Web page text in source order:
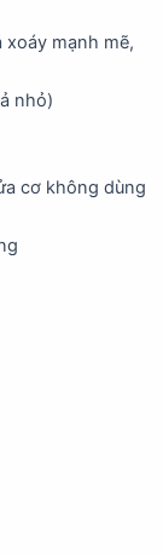
xoáy mạnh mẽ,
nhỏ)
cơ không dùng